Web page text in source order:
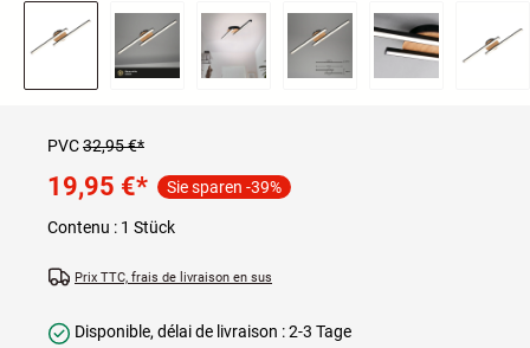
PVC32,95 €*
19,95 €* Sie sparen -39%
Contenu : 1 Stück
Prix TTC, frais de livraison en sus
Disponible, délai de livraison : 2-3 Tage